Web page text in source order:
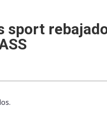
sport